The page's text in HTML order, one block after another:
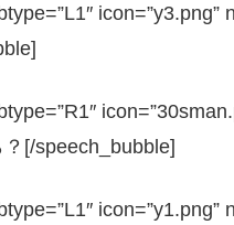
[/speech_bubble]